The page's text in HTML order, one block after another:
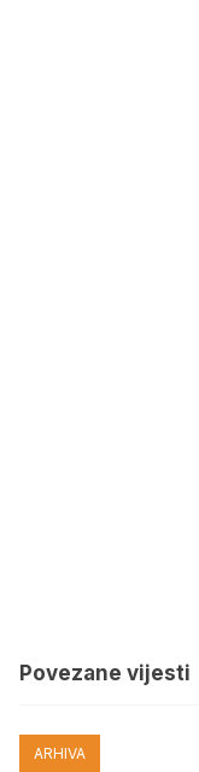
Povezane vijesti
ARHIVA